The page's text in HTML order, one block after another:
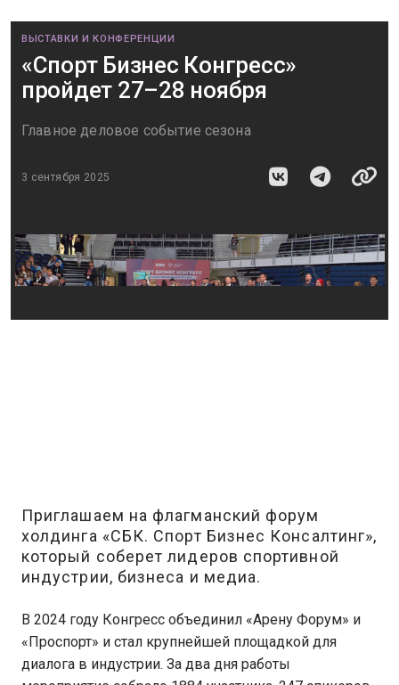
ВЫСТАВКИ И КОНФЕРЕНЦИИ
«Спорт Бизнес Конгресс»
пройдет 27–28 ноября
Главное деловое событие сезона
3 сентября 2025
Приглашаем на флагманский форум
холдинга «СБК. Спорт Бизнес Консалтинг»,
который соберет лидеров спортивной
индустрии, бизнеса и медиа.
В 2024 году Конгресс объединил «Арену Форум» и
«Проспорт» и стал крупнейшей площадкой для
диалога в индустрии. За два дня работы